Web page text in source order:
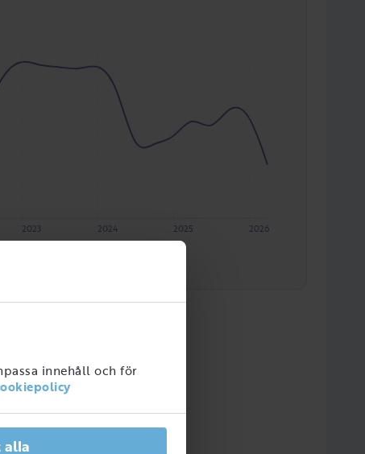
innehåll och för
2026
2025
2024
2023